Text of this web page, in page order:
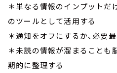
＊単なる情報のインプットだ
のツールとして活用する
＊通知をオフにするか、必要
＊未読の情報が溜まることも
期的に整理する